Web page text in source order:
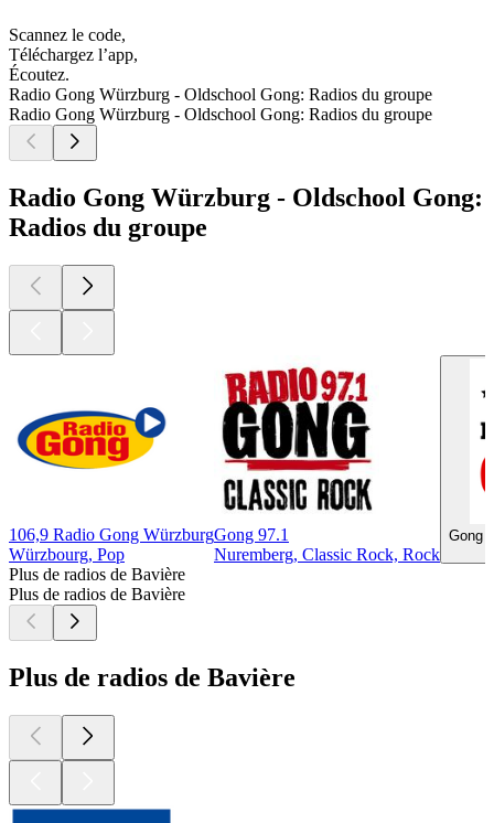
Scannez le code,
Téléchargez l’app,
Écoutez.
Radio Gong Würzburg - Oldschool Gong: Radios du groupe
Radio Gong Würzburg - Oldschool Gong: Radios du groupe
Radio Gong Würzburg - Oldschool Gong:
Radios du groupe
106,9 Radio Gong Würzburg
Würzbourg, Pop
Gong 97.1
Nuremberg, Classic Rock, Rock
Gong
Plus de radios de Bavière
Plus de radios de Bavière
Plus de radios de Bavière